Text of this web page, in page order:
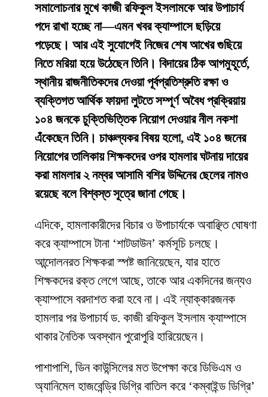
সমালোচনার মুখে কাজী রফিকুল ইসলামকে আর উপাচার্য
পদে রাখা হচ্ছে না—এমন খবর ক্যাম্পাসে ছড়িয়ে
পড়েছে। আর এই সুযোগেই নিজের শেষ আখের গুছিয়ে
নিতে মরিয়া হয়ে উঠেছেন তিনি। বিদায়ের ঠিক আগমুহূর্তে,
স্থানীয় রাজনীতিকদের দেওয়া পূর্বপ্রতিশ্রুতি রক্ষা ও
ব্যক্তিগত আর্থিক ফায়দা লুটতে সম্পূর্ণ অবৈধ প্রক্রিয়ায়
১০৪ জনকে চুক্তিভিত্তিক নিয়োগ দেওয়ার নীল নকশা
এঁকেছেন তিনি। চাঞ্চল্যকর বিষয় হলো, এই ১০৪ জনের
নিয়োগের তালিকায় শিক্ষকদের ওপর হামলার ঘটনায় দায়ের
করা মামলার ২ নম্বর আসামি বশির উদ্দিনের ছেলের নামও
রয়েছে বলে বিশ্বস্ত সূত্রে জানা গেছে।
​এদিকে, হামলাকারীদের বিচার ও উপাচার্যকে অবাঞ্ছিত ঘোষণা
করে ক্যাম্পাসে টানা ‘শাটডাউন’ কর্মসূচি চলছে।
আন্দোলনরত শিক্ষকরা স্পষ্ট জানিয়েছেন, যার হাতে
শিক্ষকদের রক্ত লেগে আছে, তাকে আর একদিনের জন্যও
ক্যাম্পাসে বরদাশত করা হবে না। এই ন্যাক্কারজনক
হামলার পর উপাচার্য ড. কাজী রফিকুল ইসলাম ক্যাম্পাসে
থাকার নৈতিক অবস্থান পুরোপুরি হারিয়েছেন।
​পাশাপাশি, ডিন কাউন্সিলের মত উপেক্ষা করে ডিভিএম ও
অ্যানিমেল হাজবেন্ড্রি ডিগ্রি বাতিল করে ‘কম্বাইন্ড ডিগ্রি’